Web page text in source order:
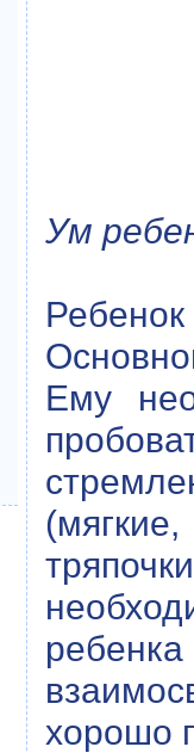
Ум
Ему
хорошо